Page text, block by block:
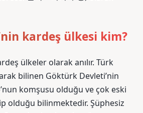
kardeş ülkesi kim?
ülkeler olarak anılır. Türk
bilinen Göktürk Devleti’nin
komşusu olduğu ve çok eski
olduğu bilinmektedir. Şüphesiz